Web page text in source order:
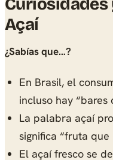
Curiosidades
Açaí
¿Sabías que…?
En Brasil, el
incluso hay “bares
La palabra açaí
significa “fruta que
El açaí fresco se